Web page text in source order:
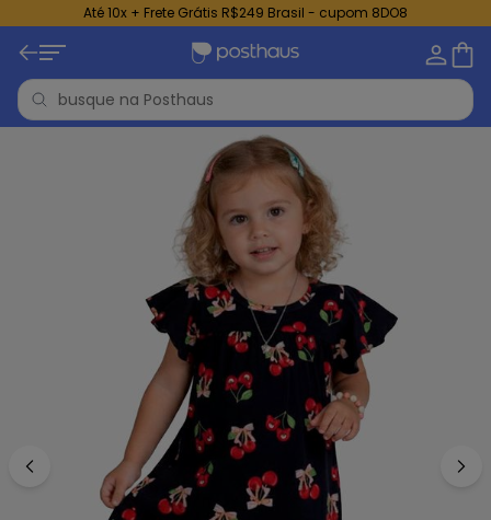
Até 10x + Frete Grátis R$249 Brasil - cupom 8DO8